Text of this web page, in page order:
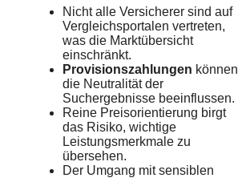
Nicht alle Versicherer sind auf
Vergleichsportalen vertreten,
was die Marktübersicht
einschränkt.
Provisionszahlungen können
die Neutralität der
Suchergebnisse beeinflussen.
Reine Preisorientierung birgt
das Risiko, wichtige
Leistungsmerkmale zu
übersehen.
Der Umgang mit sensiblen